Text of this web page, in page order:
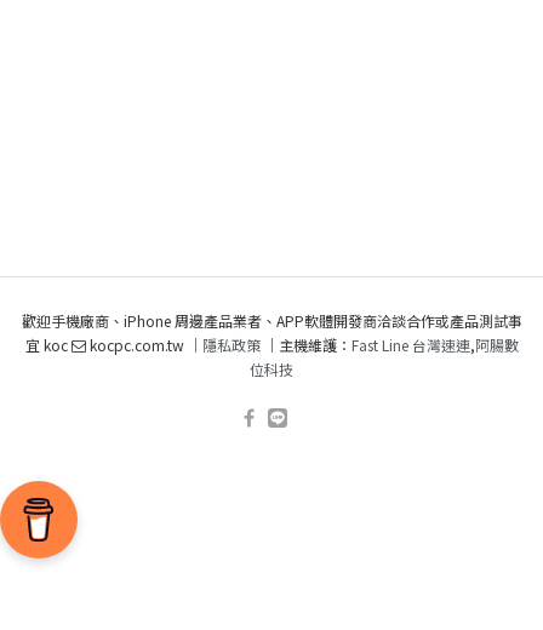
歡迎手機廠商、iPhone 周邊產品業者、APP軟體開發商洽談合作或產品測試事
宜 koc
kocpc.com.tw ｜ 隱私政策｜主機維護： Fast Line 台灣速連,阿腸數
位科技